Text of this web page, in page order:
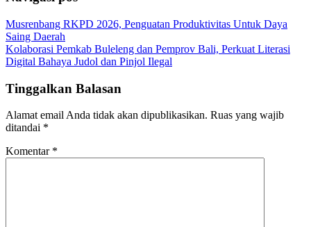
Musrenbang RKPD 2026, Penguatan Produktivitas Untuk Daya
Saing Daerah
Kolaborasi Pemkab Buleleng dan Pemprov Bali, Perkuat Literasi
Digital Bahaya Judol dan Pinjol Ilegal
Tinggalkan Balasan
Alamat email Anda tidak akan dipublikasikan. Ruas yang wajib
ditandai *
Komentar *